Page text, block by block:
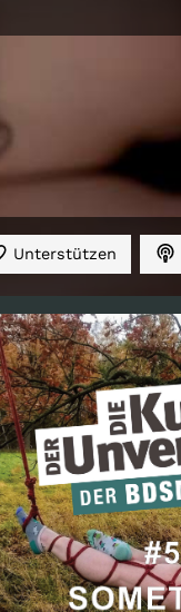
Unterstützen